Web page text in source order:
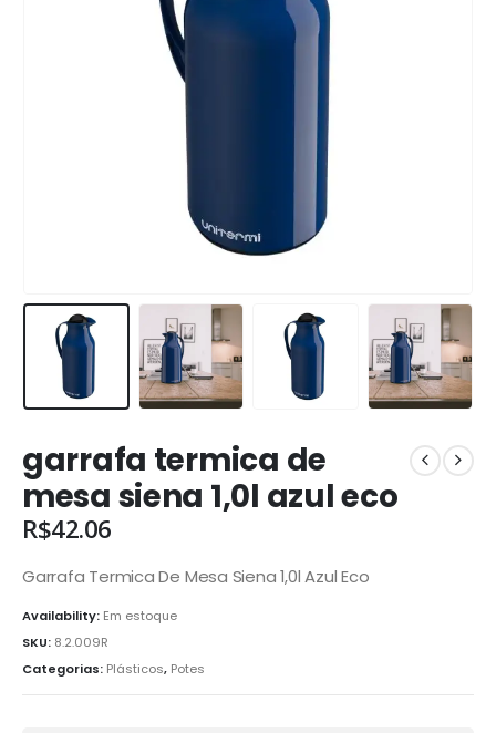
garrafa termica de
mesa siena 1,0l azul eco
R$42.06
Garrafa Termica De Mesa Siena 1,0l Azul Eco
Availability: Em estoque
SKU: 8.2.009R
Categorias: Plásticos, Potes